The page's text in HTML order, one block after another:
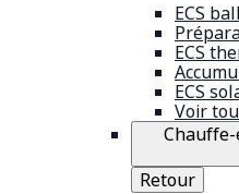
ECS
ECS
ECS
Voir
Retour